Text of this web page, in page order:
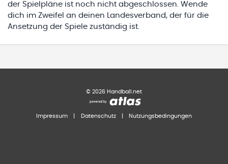
der Spielpläne ist noch nicht abgeschlossen. Wende
dich im Zweifel an deinen Landesverband, der für die
Ansetzung der Spiele zuständig ist.
© 2026 Handball.net
Impressum Datenschutz Nutzungsbedingungen